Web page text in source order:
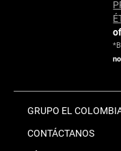
GRUPO EL
CONTÁCTANOS